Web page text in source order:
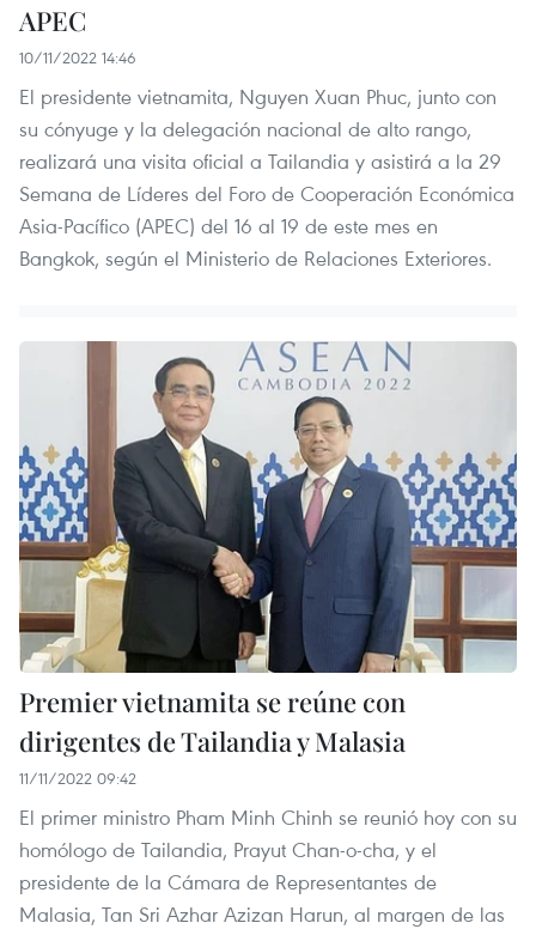
APEC
10/11/2022 14:46
El presidente vietnamita, Nguyen Xuan Phuc, junto con
su cónyuge y la delegación nacional de alto rango,
realizará una visita oficial a Tailandia y asistirá a la 29
Semana de Líderes del Foro de Cooperación Económica
Asia-Pacífico (APEC) del 16 al 19 de este mes en
Bangkok, según el Ministerio de Relaciones Exteriores.
Premier vietnamita se reúne con
dirigentes de Tailandia y Malasia
11/11/2022 09:42
El primer ministro Pham Minh Chinh se reunió hoy con su
homólogo de Tailandia, Prayut Chan-o-cha, y el
presidente de la Cámara de Representantes de
Malasia, Tan Sri Azhar Azizan Harun, al margen de las